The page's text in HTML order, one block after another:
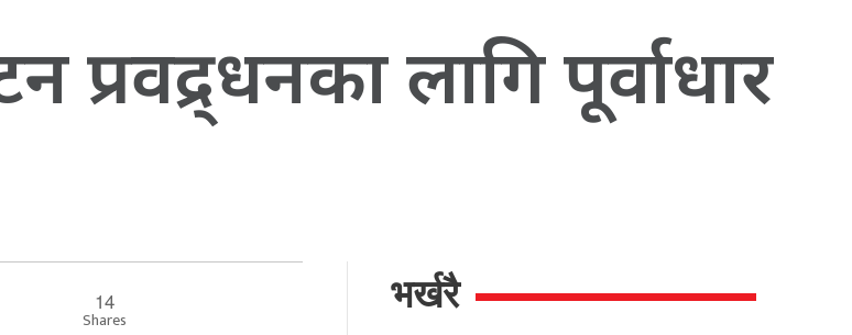
प्रवद्र्धनका लागि पूर्वाधार
14
Shares
भर्खरै